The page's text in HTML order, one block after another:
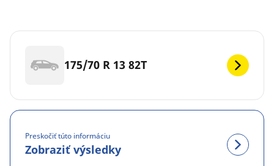
175/70 R 13 82T
Preskočiť túto informáciu
Zobraziť výsledky